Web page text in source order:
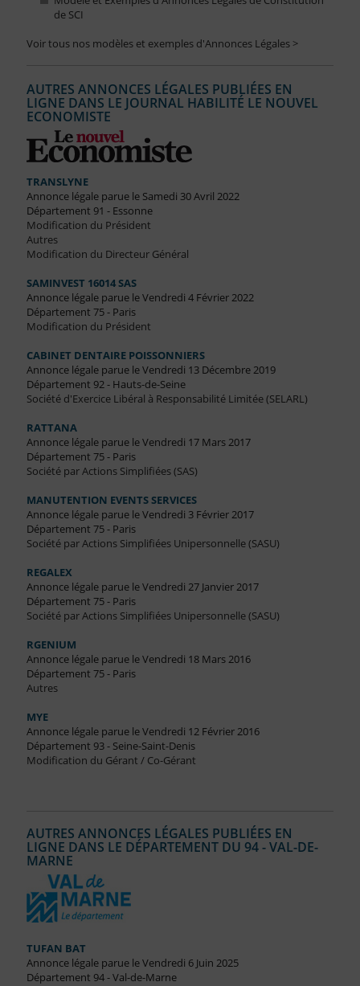
de SCI
Voir tous nos modèles et exemples d'Annonces Légales >
AUTRES ANNONCES LÉGALES PUBLIÉES EN
LIGNE DANS LE JOURNAL HABILITÉ LE NOUVEL
ECONOMISTE
TRANSLYNE
Annonce légale parue le Samedi 30 Avril 2022
Département 91 - Essonne
Modification du Président
Autres
Modification du Directeur Général
SAMINVEST 16014 SAS
Annonce légale parue le Vendredi 4 Février 2022
Département 75 - Paris
Modification du Président
CABINET DENTAIRE POISSONNIERS
Annonce légale parue le Vendredi 13 Décembre 2019
Département 92 - Hauts-de-Seine
Société d'Exercice Libéral à Responsabilité Limitée (SELARL)
RATTANA
Annonce légale parue le Vendredi 17 Mars 2017
Département 75 - Paris
Société par Actions Simplifiées (SAS)
MANUTENTION EVENTS SERVICES
Annonce légale parue le Vendredi 3 Février 2017
Département 75 - Paris
Société par Actions Simplifiées Unipersonnelle (SASU)
REGALEX
Annonce légale parue le Vendredi 27 Janvier 2017
Département 75 - Paris
Société par Actions Simplifiées Unipersonnelle (SASU)
RGENIUM
Annonce légale parue le Vendredi 18 Mars 2016
Département 75 - Paris
Autres
MYE
Annonce légale parue le Vendredi 12 Février 2016
Département 93 - Seine-Saint-Denis
Modification du Gérant / Co-Gérant
AUTRES ANNONCES LÉGALES PUBLIÉES EN
LIGNE DANS LE DÉPARTEMENT DU 94 - VAL-DE-
MARNE
TUFAN BAT
Annonce légale parue le Vendredi 6 Juin 2025
Département 94 - Val-de-Marne